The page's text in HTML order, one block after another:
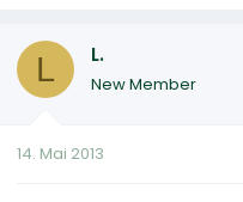
L L.
New Member
14. Mai 2013